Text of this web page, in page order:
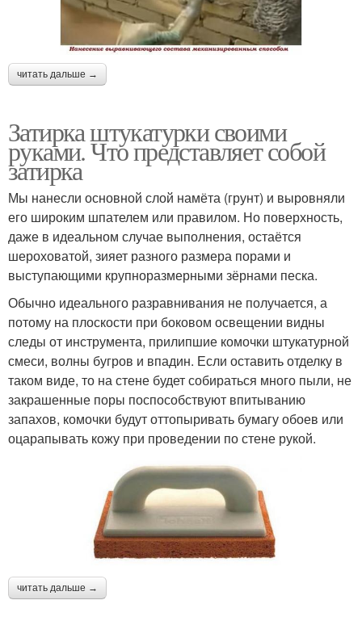
читать дальше →
Затирка штукатурки своими
руками. Что представляет собой
затирка
Мы нанесли основной слой намёта (грунт) и выровняли
его широким шпателем или правилом. Но поверхность,
даже в идеальном случае выполнения, остаётся
шероховатой, зияет разного размера порами и
выступающими крупноразмерными зёрнами песка.
Обычно идеального разравнивания не получается, а
потому на плоскости при боковом освещении видны
следы от инструмента, прилипшие комочки штукатурной
смеси, волны бугров и впадин. Если оставить отделку в
таком виде, то на стене будет собираться много пыли, не
закрашенные поры поспособствуют впитыванию
запахов, комочки будут оттопыривать бумагу обоев или
оцарапывать кожу при проведении по стене рукой.
читать дальше →